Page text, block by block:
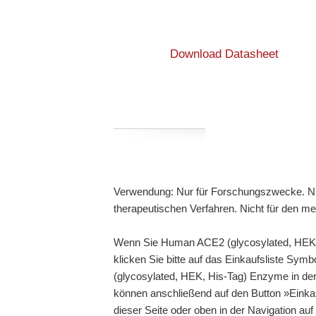
Download Datasheet
Verwendung: Nur für Forschungszwecke.
therapeutischen Verfahren. Nicht für den
Wenn Sie Human ACE2 (glycosylated,
klicken Sie bitte auf das Einkaufsliste
(glycosylated, HEK, His-Tag) Enzyme in
können anschließend auf den Button
dieser Seite oder oben in der Navigation